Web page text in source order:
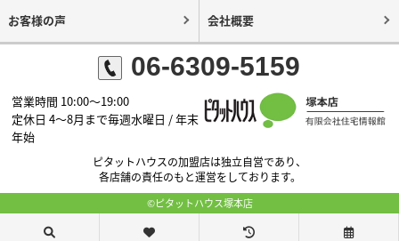
お客様の声 会社概要
06-6309-5159
営業時間 10:00～19:00
定休日 4～8月まで毎週水曜日 / 年末
年始
ピタットハウスの加盟店は独立自営であり、
各店舗の責任のもと運営をしております。
©ピタットハウス塚本店